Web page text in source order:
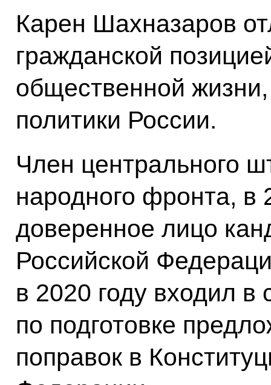
Карен Шахназаров
гражданской
общественной
политики России.
Член центрального
народного фронта, в
доверенное лицо
Российской
в 2020 году входил в
по подготовке
поправок в